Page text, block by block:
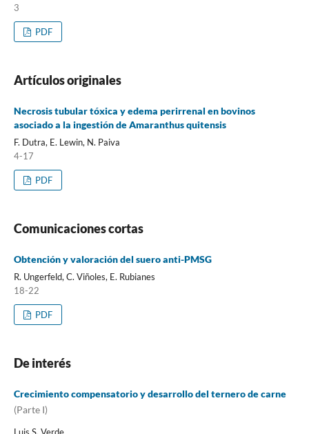
3
PDF
Artículos originales
Necrosis tubular tóxica y edema perirrenal en bovinos
asociado a la ingestión de Amaranthus quitensis
F. Dutra, E. Lewin, N. Paiva
4-17
PDF
Comunicaciones cortas
Obtención y valoración del suero anti-PMSG
R. Ungerfeld, C. Viñoles, E. Rubianes
18-22
PDF
De interés
Crecimiento compensatorio y desarrollo del ternero de carne
(Parte I)